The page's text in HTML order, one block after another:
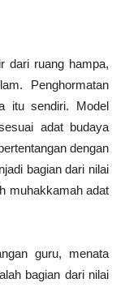
dari ruang hampa,
Penghormatan
itu sendiri. Model
adat budaya
dengan
bagian dari nilai
muhakkamah adat
guru, menata
bagian dari nilai